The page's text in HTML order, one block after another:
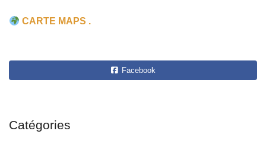
CARTE MAPS .
Facebook
Catégories